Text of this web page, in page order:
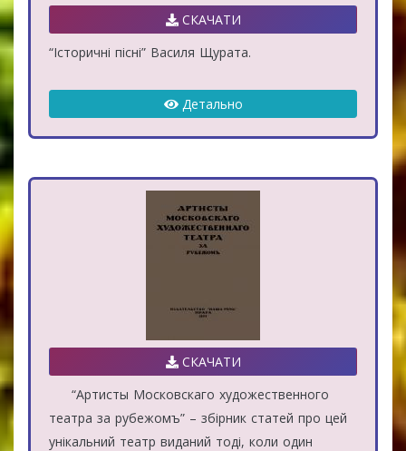
СКАЧАТИ
“Історичні пісні” Василя Щурата.
Детально
СКАЧАТИ
“Артисты Московскаго художественного
театра за рубежомъ” – збірник статей про цей
унікальний театр виданий тоді, коли один